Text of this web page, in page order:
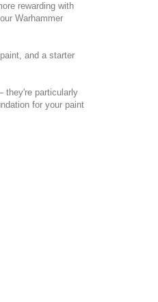
rewarding with
Warhammer
and a starter
they're particularly
for your paint